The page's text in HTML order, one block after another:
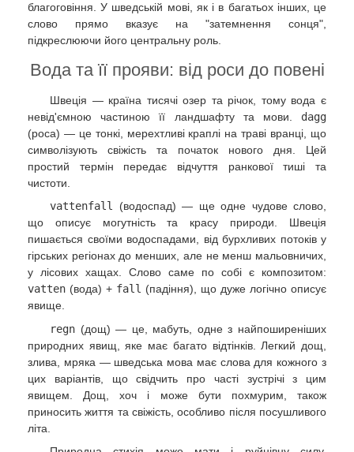
благоговіння. У шведській мові, як і в багатьох інших, це
слово прямо вказує на "затемнення сонця",
підкреслюючи його центральну роль.
Вода та її прояви: від роси до повені
Швеція — країна тисячі озер та річок, тому вода є
невід'ємною частиною її ландшафту та мови. dagg
(роса) — це тонкі, мерехтливі краплі на траві вранці, що
символізують свіжість та початок нового дня. Цей
простий термін передає відчуття ранкової тиші та
чистоти.
vattenfall
(водоспад) — ще одне чудове слово,
що описує могутність та красу природи. Швеція
пишається своїми водоспадами, від бурхливих потоків у
гірських регіонах до менших, але не менш мальовничих,
у лісових хащах. Слово саме по собі є композитом:
vatten (вода) + fall (падіння), що дуже логічно описує
явище.
regn (дощ) — це, мабуть, одне з найпоширеніших
природних явищ, яке має багато відтінків. Легкий дощ,
злива, мряка — шведська мова має слова для кожного з
цих варіантів, що свідчить про часті зустрічі з цим
явищем. Дощ, хоч і може бути похмурим, також
приносить життя та свіжість, особливо після посушливого
літа.